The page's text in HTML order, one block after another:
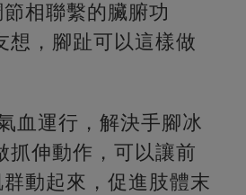
相聯繫的臟腑功
想，腳趾可以這樣做
血運行，解決手腳冰
抓伸動作，可以讓前
動起來，促進肢體末